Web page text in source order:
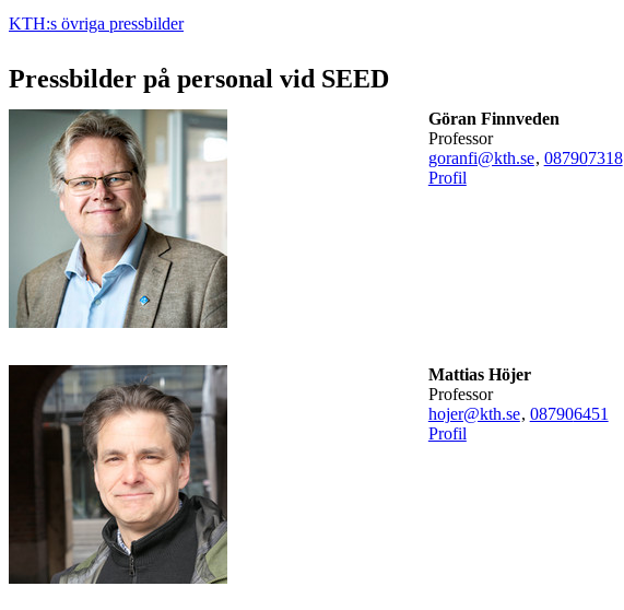
KTH:s övriga pressbilder
Pressbilder på personal vid SEED
Göran Finnveden
professor
goranfi@kth.se, 087907318
Profil
Mattias Höjer
professor
hojer@kth.se, 087906451
Profil